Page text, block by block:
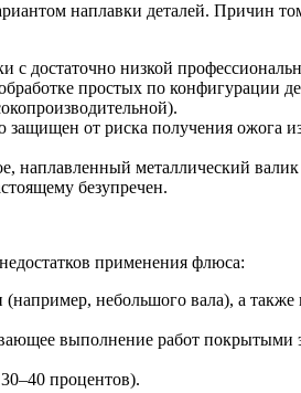
наплавки деталей. Причин
с достаточно низкой
простых по конфигурации
от риска получения ожога
наплавленный металлический валик
безупречен.
применения флюса:
небольшого вала), а
выполнение работ покрытыми
процентов).